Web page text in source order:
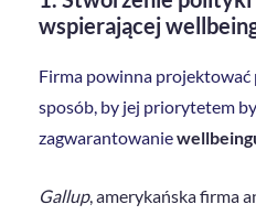
wspierającej
Firma powinna
sposób, by jej priorytetem
zagwarantowanie
Gallup, amerykańska firma